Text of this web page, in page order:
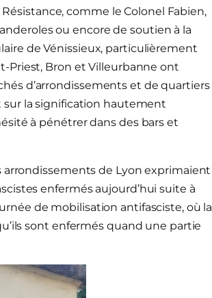
comme le Colonel Fabien,
ou encore de soutien à la
de Vénissieux, particulièrement
Priest, Bron et Villeurbanne ont
d’arrondissements et de quartiers
sur la signification hautement
à pénétrer dans des bars et
de Lyon exprimaient
enfermés aujourd’hui suite à
de mobilisation antifasciste, où la
sont enfermés quand une partie